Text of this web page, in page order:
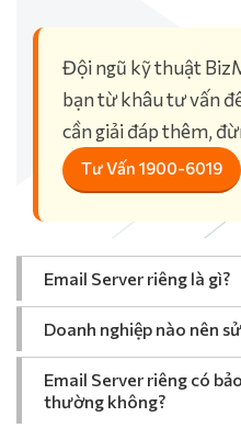
Đội ngũ kỹ thuật
bạn từ khâu tư vấn
cần giải đáp thêm,
Tư Vấn 1900-6019
Email Server riêng là gì?
Doanh nghiệp nào nên
Email Server riêng có
thường không?